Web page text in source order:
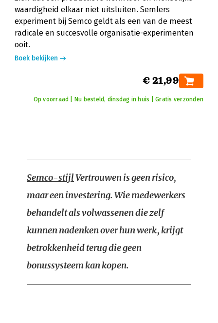
waardigheid elkaar niet uitsluiten. Semlers
experiment bij Semco geldt als een van de meest
radicale en succesvolle organisatie-experimenten
ooit.
Boek bekijken
€ 21,99
Op voorraad | Nu besteld, dinsdag in huis | Gratis verzonden
Semco-stijlVertrouwen is geen risico,
maar een investering. Wie medewerkers
behandelt als volwassenen die zelf
kunnen nadenken over hun werk, krijgt
betrokkenheid terug die geen
bonussysteem kan kopen.